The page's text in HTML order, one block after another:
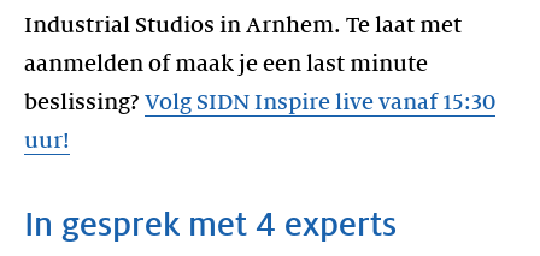
Industrial Studios in Arnhem. Te laat met
aanmelden of maak je een last minute
beslissing? Volg SIDN Inspire live vanaf 15:30
uur!
In gesprek met 4 experts